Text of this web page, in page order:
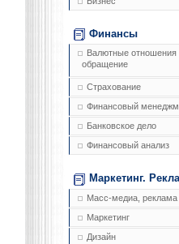
Финансы
Валютные отношения
обращение
Страхование
Финансовый
Банковское дело
Финансовый анализ
Маркетинг.
Масс-медиа, реклама
Маркетинг
Дизайн